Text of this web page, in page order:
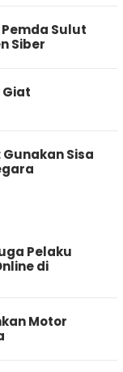
Sulut
Siber
Sisa
Pelaku
di
Motor